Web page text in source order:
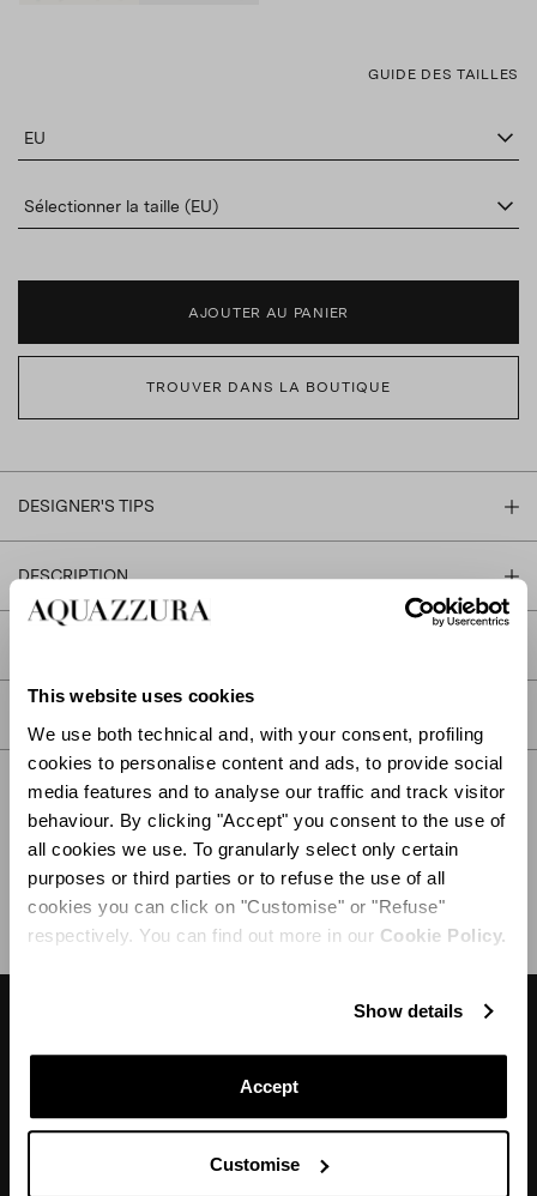
This website uses cookies
We use both technical and, with your consent, profiling
cookies to personalise content and ads, to provide social
media features and to analyse our traffic and track visitor
behaviour. By clicking "Accept" you consent to the use of
all cookies we use. To granularly select only certain
purposes or third parties or to refuse the use of all
cookies you can click on "Customise" or "Refuse"
respectively. You can find out more in our Cookie Policy.
Show details
Accept
Customise
GUIDE DES TAILLES
EU
Sélectionner la taille (EU)
AJOUTER AU PANIER
TROUVER DANS LA BOUTIQUE
DESIGNER'S TIPS
DESCRIPTION
EXPÉDITION ET RETOUR AIDE
"J’ai conçu la sandale Papillon avec des
atmosphères de conte de fées à l’esprit en